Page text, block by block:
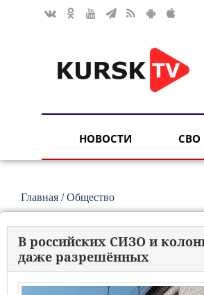
НОВОСТИ СВО
Главная /Общество
В российских СИЗО и
даже разрешённых